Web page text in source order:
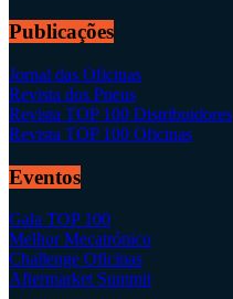
Publicações
Jornal das Oficinas
Revista dos Pneus
Revista TOP 100 Distribuidores
Revista TOP 100 Oficinas
Eventos
Gala TOP 100
Melhor Mecatrónico
Challenge Oficinas
Aftermarket Summit